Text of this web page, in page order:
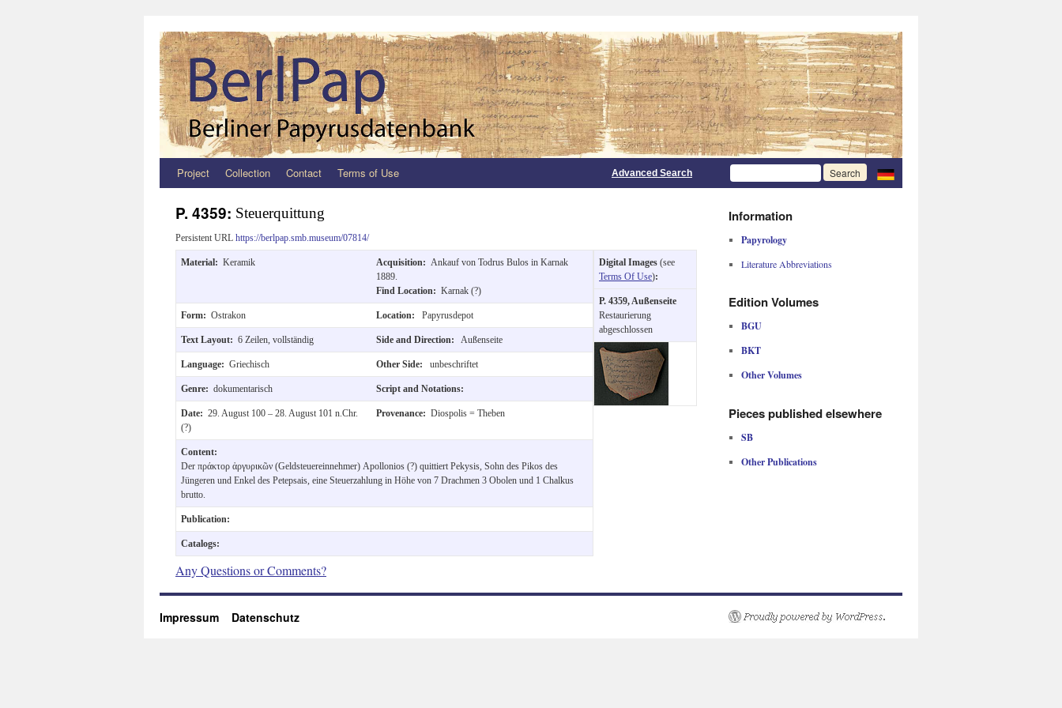
Zum
springen
Project Collection Contact Terms of Use Advanced Search
P. 4359: Steuerquittung
Persistent URL https://berlpap.smb.museum/07814/
Material: Keramik Acquisition: Ankauf von Todrus Bulos in Karnak
1889.
Find Location: Karnak (?)
Form: Ostrakon Location: Papyrusdepot
Text Layout: 6 Zeilen, vollständig Side and Direction: Außenseite
Language: Griechisch Other Side: unbeschriftet
Genre: dokumentarisch Script and Notations:
Date: 29. August 100 – 28. August 101 n.Chr.
(?)
Provenance: Diospolis = Theben
Content:
Der πράκτορ ἀργυρικῶν (Geldsteuereinnehmer) Apollonios (?) quittiert Pekysis, Sohn des Pikos des
Jüngeren und Enkel des Petepsais, eine Steuerzahlung in Höhe von 7 Drachmen 3 Obolen und 1 Chalkus
brutto.
Publication:
Catalogs:
Digital Images (see
Terms Of Use):
P. 4359, Außenseite
Restaurierung
abgeschlossen
Any Questions or Comments?
Information
Papyrology
Literature Abbreviations
Edition Volumes
BGU
BKT
Other Volumes
Pieces published elsewhere
SB
Other Publications
Impressum Datenschutz